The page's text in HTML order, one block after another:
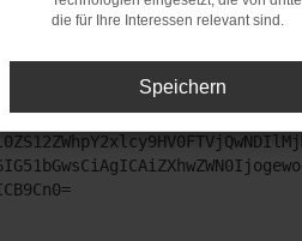
Schritte versucht hast,
die für Ihre Interessen relevant sind.
Speichern